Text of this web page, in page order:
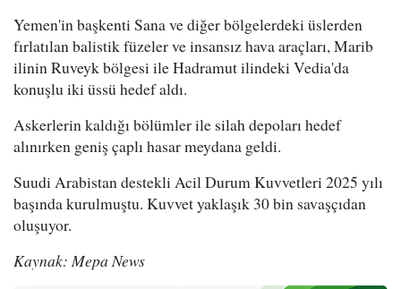
Yemen'in başkenti Sana ve diğer bölgelerdeki üslerden
fırlatılan balistik füzeler ve insansız hava araçları, Marib
ilinin Ruveyk bölgesi ile Hadramut ilindeki Vedia'da
konuşlu iki üssü hedef aldı.
Askerlerin kaldığı bölümler ile silah depoları hedef
alınırken geniş çaplı hasar meydana geldi.
Suudi Arabistan destekli Acil Durum Kuvvetleri 2025 yılı
başında kurulmuştu. Kuvvet yaklaşık 30 bin savaşçıdan
oluşuyor.
Kaynak: Mepa News